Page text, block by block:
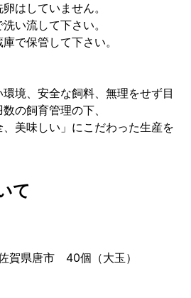
はしていません。
い流して下さい。
で保管して下さい。
境、安全な飼料、無理をせず目
の飼育管理の下、
、美味しい」にこだわった生産を
て
賀県唐市　40個（大玉）